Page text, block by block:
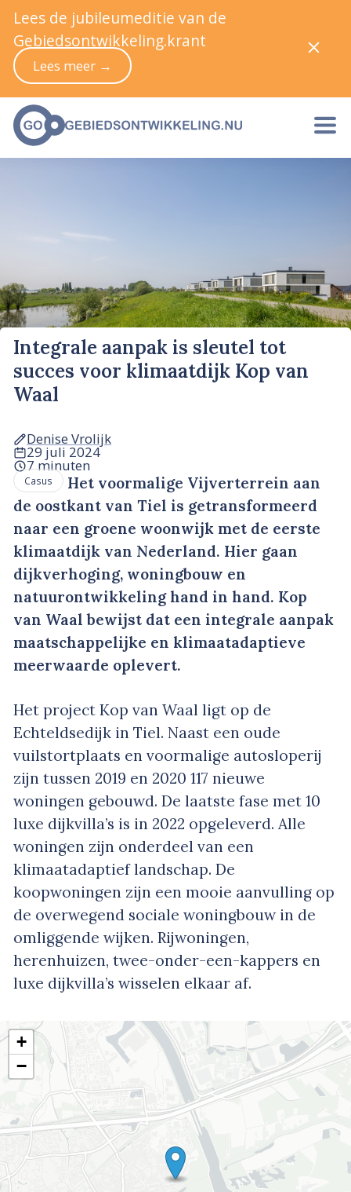
Integrale aanpak is sleutel tot
succes voor klimaatdijk Kop van
Waal
Denise Vrolijk
29 juli 2024
7 minuten
Casus
Het voormalige Vijverterrein aan
de oostkant van Tiel is getransformeerd
naar een groene woonwijk met de eerste
klimaatdijk van Nederland. Hier gaan
dijkverhoging, woningbouw en
natuurontwikkeling hand in hand. Kop
van Waal bewijst dat een integrale aanpak
maatschappelijke en klimaatadaptieve
meerwaarde oplevert.
Het project Kop van Waal ligt op de
Echteldsedijk in Tiel. Naast een oude
vuilstortplaats en voormalige autosloperij
zijn tussen 2019 en 2020 117 nieuwe
woningen gebouwd. De laatste fase met 10
luxe dijkvilla’s is in 2022 opgeleverd. Alle
woningen zijn onderdeel van een
klimaatadaptief landschap. De
koopwoningen zijn een mooie aanvulling op
de overwegend sociale woningbouw in de
omliggende wijken. Rijwoningen,
herenhuizen, twee-onder-een-kappers en
luxe dijkvilla’s wisselen elkaar af.
+
−
Lees de jubileumeditie van de
Gebiedsontwikkeling.krant
Lees meer →